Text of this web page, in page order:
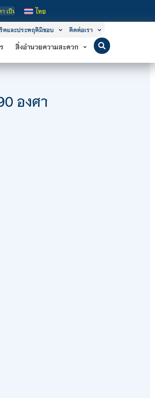
อุดมศึกษาในกำกับของรัฐ เปิดหลักสูตรการเรียนการสอ
ไทย
ตและประพฤติมิชอบ ติดต่อเรา
สิ่งอำนวยความสะดวก
องศา